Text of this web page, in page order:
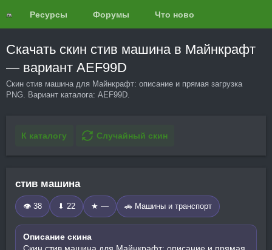
Ресурсы Форумы Что нового?
Скачать скин стив машина в Майнкрафт
— вариант AEF99D
Скин стив машина для Майнкрафт: описание и прямая загрузка
PNG. Вариант каталога: AEF99D.
К каталогу Случайный скин
стив машина
👁 38 ⬇ 22 ★ — 🚗 Машины и транспорт
Описание скина